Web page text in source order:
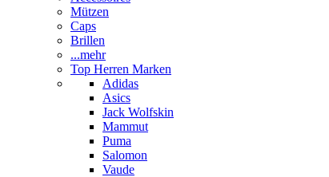
Mützen
Caps
Brillen
...mehr
Top Herren Marken
Adidas
Asics
Jack Wolfskin
Mammut
Puma
Salomon
Vaude